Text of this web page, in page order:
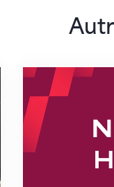
Nouveaux